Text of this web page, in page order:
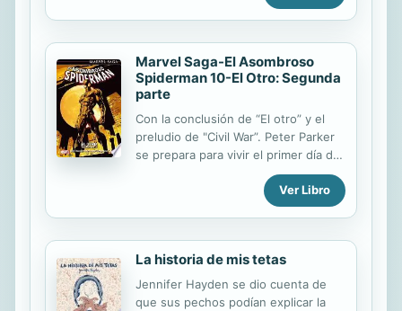
Pocahontas tendrá que tomar sus
propias decisiones.
Marvel Saga-El Asombroso
Spiderman 10-El Otro: Segunda
parte
Con la conclusión de “El otro” y el
preludio de "Civil War”. Peter Parker
se prepara para vivir el primer día del
resto de su vida, y para señalar
semejante circunstancia, Iron Man
tiene un regalo muy especial para el
con los más inesperados extras.
Ver Libro
La historia de mis tetas
Jennifer Hayden se dio cuenta de
que sus pechos podían explicar la